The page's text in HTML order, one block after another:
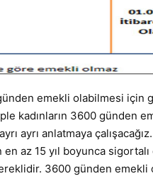
emekli olabilmesi için
kadınların 3600 günden
ayrı anlatmaya
az 15 yıl boyunca sigortalı
3600 günden emekli